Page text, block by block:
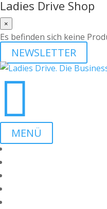
Ladies Drive Shop
×
Es befinden sich keine
NEWSLETTER

MENÜ